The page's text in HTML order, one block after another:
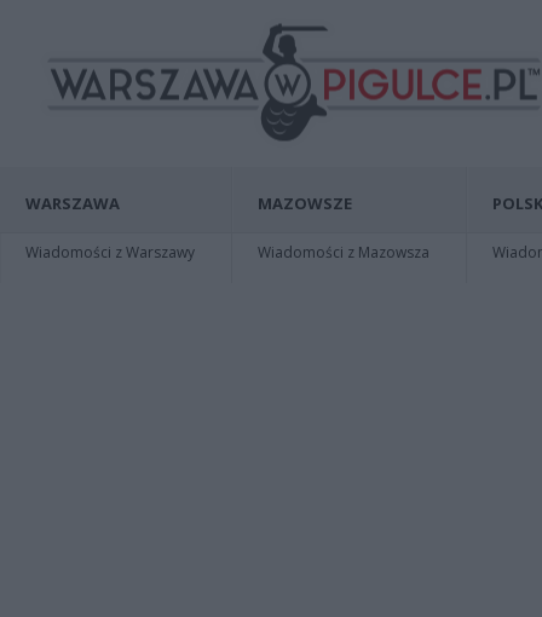
WARSZAWA
Wiadomości z Warszawy
MAZOWSZE
Wiadomości z Mazowsza